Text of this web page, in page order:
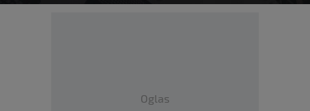
Oglas